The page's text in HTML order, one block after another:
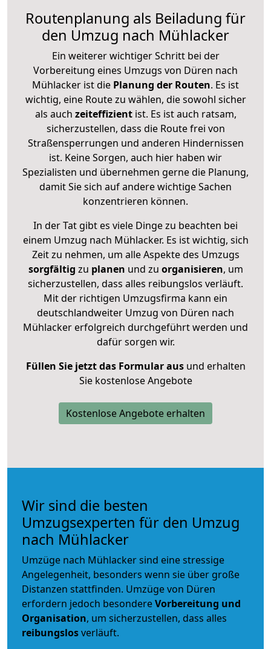
Routenplanung als Beiladung für
den Umzug nach Mühlacker
Ein weiterer wichtiger Schritt bei der
Vorbereitung eines Umzugs von Düren nach
Mühlacker ist die Planung der Routen. Es ist
wichtig, eine Route zu wählen, die sowohl sicher
als auch zeiteffizientist. Es ist auch ratsam,
sicherzustellen, dass die Route frei von
Straßensperrungen und anderen Hindernissen
ist. Keine Sorgen, auch hier haben wir
Spezialisten und übernehmen gerne die Planung,
damit Sie sich auf andere wichtige Sachen
konzentrieren können.
In der Tat gibt es viele Dinge zu beachten bei
einem Umzug nach Mühlacker. Es ist wichtig, sich
Zeit zu nehmen, um alle Aspekte des Umzugs
sorgfältig zu planen und zu organisieren, um
sicherzustellen, dass alles reibungslos verläuft.
Mit der richtigen Umzugsfirma kann ein
deutschlandweiter Umzug von Düren nach
Mühlacker erfolgreich durchgeführt werden und
dafür sorgen wir.
Füllen Sie jetzt das Formular ausund erhalten
Sie kostenlose Angebote
Kostenlose Angebote erhalten
Wir sind die besten
Umzugsexperten für den Umzug
nach Mühlacker
Umzüge nach Mühlacker sind eine stressige
Angelegenheit, besonders wenn sie über große
Distanzen stattfinden. Umzüge von Düren
erfordern jedoch besondereVorbereitung und
Organisation, um sicherzustellen, dass alles
reibungslosverläuft.